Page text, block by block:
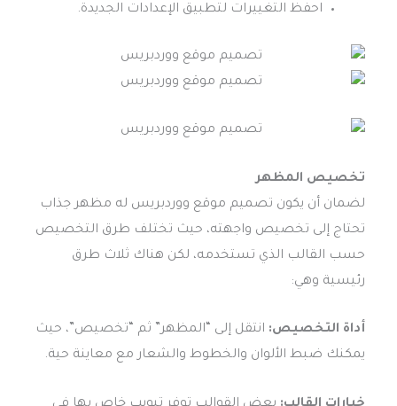
احفظ التغييرات لتطبيق الإعدادات الجديدة.
تخصيص المظهر
لضمان أن يكون تصميم موقع ووردبريس له مظهر جذاب
تحتاج إلى تخصيص واجهته، حيث تختلف طرق التخصيص
حسب القالب الذي تستخدمه، لكن هناك ثلاث طرق
رئيسية وهي:
أداة التخصيص: انتقل إلى “المظهر” ثم “تخصيص”، حيث
يمكنك ضبط الألوان والخطوط والشعار مع معاينة حية.